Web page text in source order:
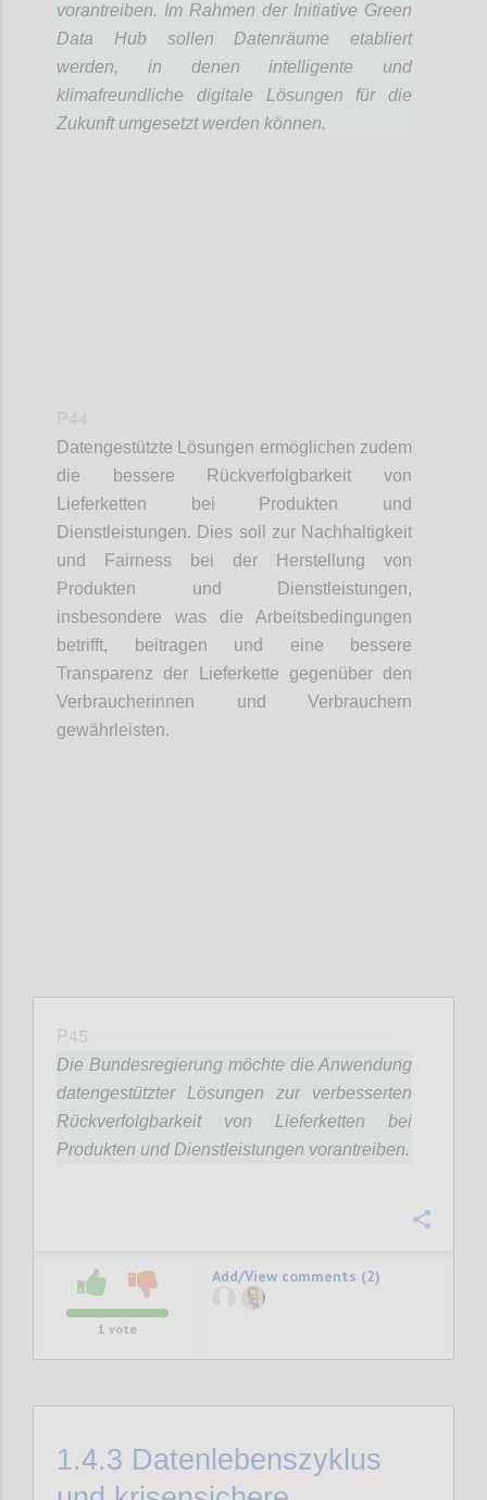
vorantreiben. Im Rahmen der Initiative Green
Data Hub sollen Datenräume etabliert
werden, in denen intelligente und
klimafreundliche digitale Lösungen für die
Zukunft umgesetzt werden können.
Datengestützte Lösungen ermöglichen zudem
die bessere Rückverfolgbarkeit von
Lieferketten bei Produkten und
Dienstleistungen. Dies soll zur Nachhaltigkeit
und Fairness bei der Herstellung von
Produkten und Dienstleistungen,
insbesondere was die Arbeitsbedingungen
betrifft, beitragen und eine bessere
Transparenz der Lieferkette gegenüber den
Verbraucherinnen und Verbrauchern
gewährleisten.
P45
Die Bundesregierung möchte die Anwendung
datengestützter Lösungen zur verbesserten
Rückverfolgbarkeit von Lieferketten bei
Produkten und Dienstleistungen vorantreiben.
1 vote
Add/View comments (2)
1.4.3 Datenlebenszyklus